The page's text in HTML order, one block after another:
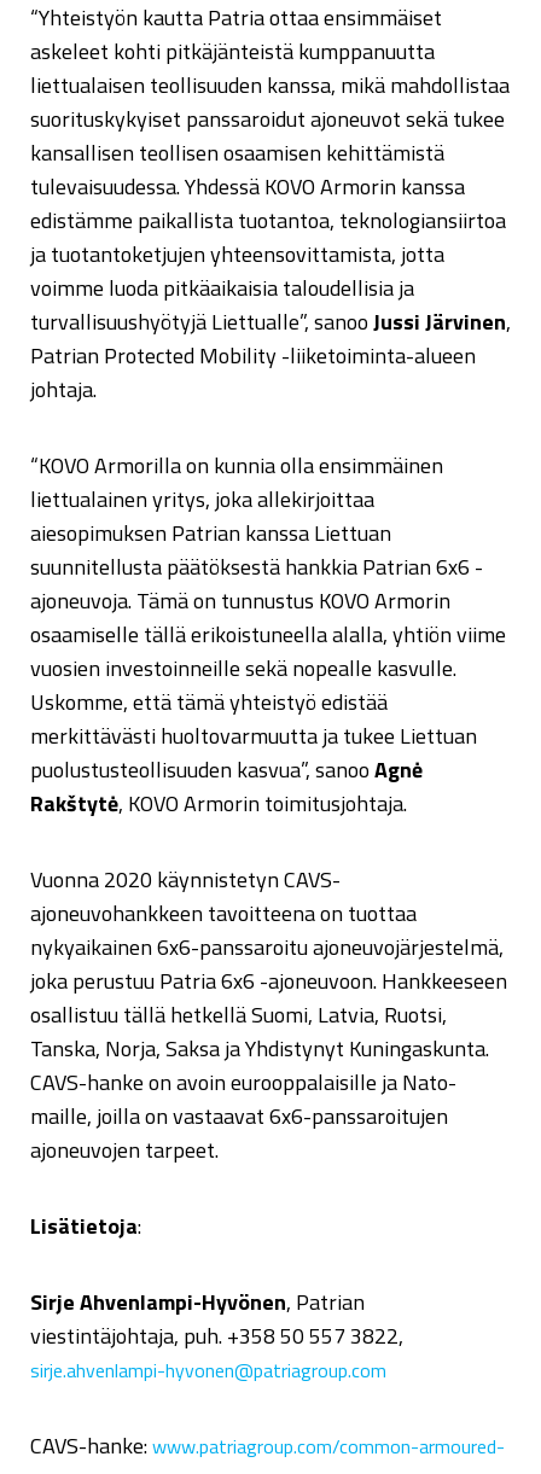
“Yhteistyön kautta Patria ottaa ensimmäiset
askeleet kohti pitkäjänteistä kumppanuutta
liettualaisen teollisuuden kanssa, mikä mahdollistaa
suorituskykyiset panssaroidut ajoneuvot sekä tukee
kansallisen teollisen osaamisen kehittämistä
tulevaisuudessa. Yhdessä KOVO Armorin kanssa
edistämme paikallista tuotantoa, teknologiansiirtoa
ja tuotantoketjujen yhteensovittamista, jotta
voimme luoda pitkäaikaisia taloudellisia ja
turvallisuushyötyjä Liettualle”, sanooJussi Järvinen,
Patrian Protected Mobility -liiketoiminta-alueen
johtaja.
“KOVO Armorilla on kunnia olla ensimmäinen
liettualainen yritys, joka allekirjoittaa
aiesopimuksen Patrian kanssa Liettuan
suunnitellusta päätöksestä hankkia Patrian 6x6 -
ajoneuvoja. Tämä on tunnustus KOVO Armorin
osaamiselle tällä erikoistuneella alalla, yhtiön viime
vuosien investoinneille sekä nopealle kasvulle.
Uskomme, että tämä yhteistyö edistää
merkittävästi huoltovarmuutta ja tukee Liettuan
puolustusteollisuuden kasvua”, sanooAgnė
Rakštytė, KOVO Armorin toimitusjohtaja.
Vuonna 2020 käynnistetyn CAVS-
ajoneuvohankkeen tavoitteena on tuottaa
nykyaikainen 6x6-panssaroitu ajoneuvojärjestelmä,
joka perustuu Patria 6x6 -ajoneuvoon. Hankkeeseen
osallistuu tällä hetkellä Suomi, Latvia, Ruotsi,
Tanska, Norja, Saksa ja Yhdistynyt Kuningaskunta.
CAVS-hanke on avoin eurooppalaisille ja Nato-
maille, joilla on vastaavat 6x6-panssaroitujen
ajoneuvojen tarpeet.
Lisätietoja:
Sirje Ahvenlampi-Hyvönen, Patrian
viestintäjohtaja, puh. +358 50 557 3822,
sirje.ahvenlampi-hyvonen@patriagroup.com
CAVS-hanke:www.patriagroup.com/common-armoured-